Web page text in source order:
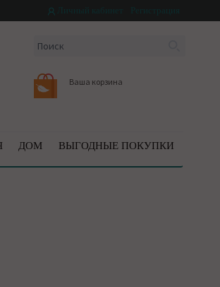
Ваша корзина
ДОМ ВЫГОДНЫЕ ПОКУПКИ